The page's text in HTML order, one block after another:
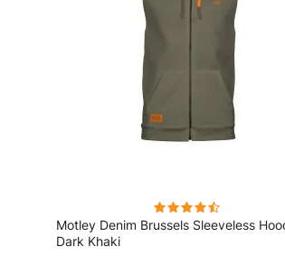
Motley Denim Brussels Sleeveless
Dark Khaki